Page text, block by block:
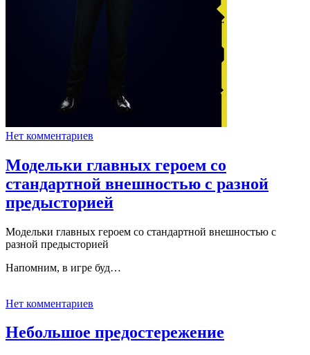
Нет комментариев
Модельки главных героем со
стандартной внешностью с разной
предысторией
Модельки главных героем со стандартной внешностью с
разной предысторией
Напомним, в игре буд…
Нет комментариев
Небольшое предостережение